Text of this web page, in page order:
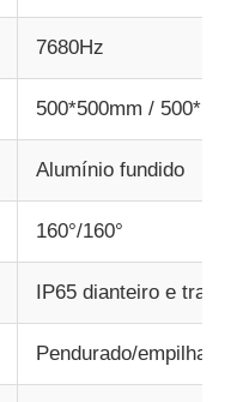
7680Hz
500*500mm /
Alumínio fundido
160°/160°
IP65 dianteiro e
Pendurado/